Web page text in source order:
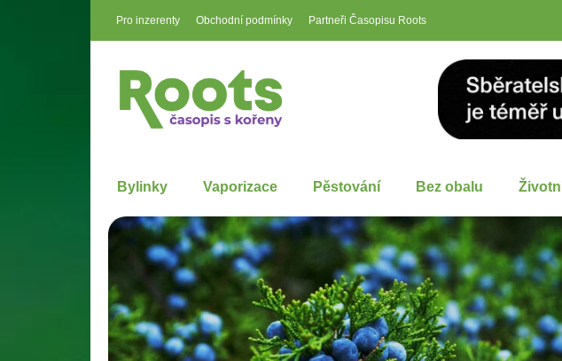
Pro inzerenty Obchodní podmínky Partneři Časopisu Roots
Bylinky Vaporizace Pěstování Bez obalu